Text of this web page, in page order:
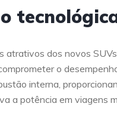
atrativos dos novos
o
interna,
a potência em viagens